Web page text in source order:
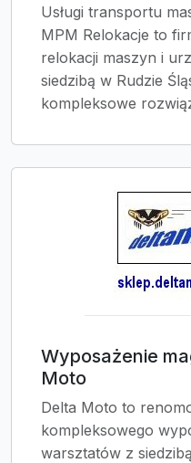
Usługi transportu
MPM Relokacje to
relokacji maszyn i
siedzibą w Rudzie
kompleksowe
Wyposażenie
Moto
Delta Moto to
kompleksowego
warsztatów z